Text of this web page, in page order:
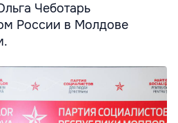
Чеботарь
России в Молдове